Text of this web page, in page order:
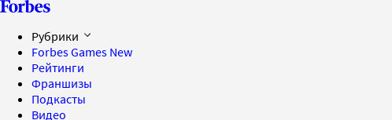
Рубрики
Forbes Games New
Рейтинги
Франшизы
Подкасты
Видео